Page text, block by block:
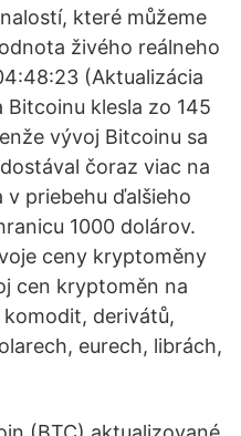
které můžeme
živého reálneho
(Aktualizácia
Bitcoinu klesla zo 145
vývoj Bitcoinu sa
čoraz viac na
v priebehu ďalšieho
1000 dolárov.
ceny kryptoměny
cen kryptoměn na
derivátů,
eurech, librách,